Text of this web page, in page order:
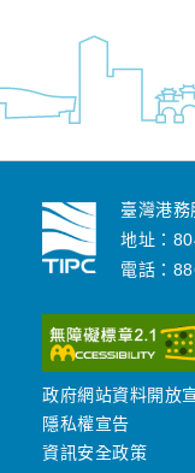
臺灣港
地址：
電話：
政府網站資料開放
隱私權宣告
資訊安全政策